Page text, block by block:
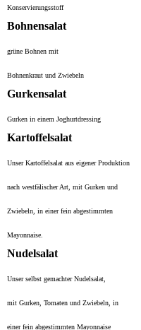
Konservierungsstoff
Bohnensalat
grüne Bohnen mit
Bohnenkraut und Zwiebeln
Gurkensalat
Gurken in einem Joghurtdressing
Kartoffelsalat
Unser Kartoffelsalat aus eigener Produktion
nach westfälischer Art, mit Gurken und
Zwiebeln, in einer fein abgestimmten
Mayonnaise.
Nudelsalat
Unser selbst gemachter Nudelsalat,
mit Gurken, Tomaten und Zwiebeln, in
einer fein abgestimmten Mayonnaise